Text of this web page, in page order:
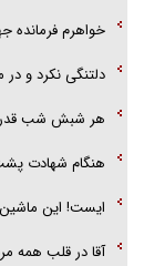
خواهرم
دلتنگی نکرد و
هر شبش شب قدر
هنگام شهادت
ایست! این
آقا در قلب همه